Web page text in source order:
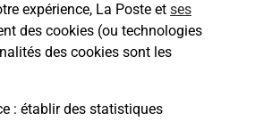
expérience, La Poste et ses
des cookies (ou technologies
des cookies sont les
: établir des statistiques
une
livraison ?